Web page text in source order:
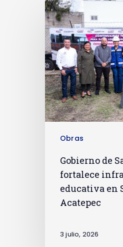
Obras
Gobierno de
fortalece
educativa en
Acatepec
3 julio, 2026